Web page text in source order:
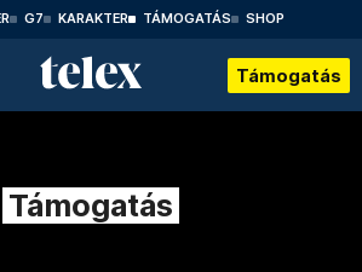
G7 KARAKTER TÁMOGATÁS SHOP
Támogatás
Támogatás